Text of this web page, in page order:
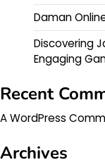
Daman
Discovering
Engaging
Recent
A WordPress
Archives